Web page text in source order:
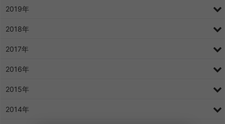
2019年
2018年
2017年
2016年
2015年
2014年